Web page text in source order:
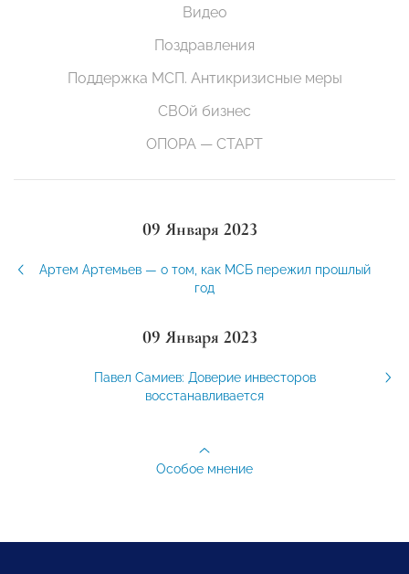
Видео
Поздравления
Поддержка МСП. Антикризисные меры
СВОй бизнес
ОПОРА — СТАРТ
09 Января 2023
Артем Артемьев — о том, как МСБ пережил прошлый
год
09 Января 2023
Павел Самиев: Доверие инвесторов
восстанавливается
Особое мнение